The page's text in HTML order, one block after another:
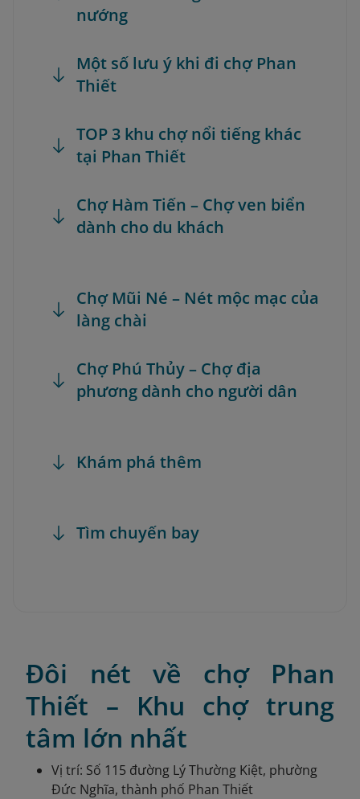
nướng
Một số lưu ý khi đi chợ Phan
Thiết
TOP 3 khu chợ nổi tiếng khác
tại Phan Thiết
Chợ Hàm Tiến – Chợ ven biển
dành cho du khách
Chợ Mũi Né – Nét mộc mạc của
làng chài
Chợ Phú Thủy – Chợ địa
phương dành cho người dân
Khám phá thêm
Tìm chuyến bay
Đôi nét về chợ Phan
Thiết – Khu chợ trung
tâm lớn nhất
Vị trí: ​Số 115 đường Lý Thường Kiệt, phường
Đức Nghĩa, thành phố Phan Thiết